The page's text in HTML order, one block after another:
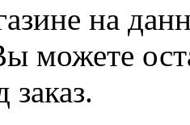
на
можете
заказ.